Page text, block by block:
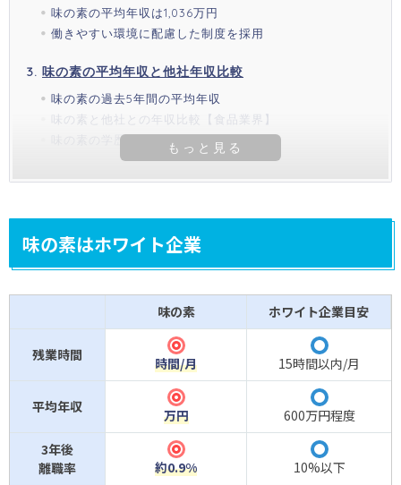
味の素の平均年収は1,036万円
働きやすい環境に配慮した制度を採用
味の素の平均年収と他社年収比較
味の素の過去5年間の平均年収
味の素と他社との年収比較【食品業界】
味の素の学歴別初任給
味の素はホワイト企業
味の素 ホワイト企業目安
残業時間
1
0.
1
時間/月
15時間以内/月
平均年収
1,
0
3
6
万円
600万円程度
3年後
離職率
約0.9%
10%以下